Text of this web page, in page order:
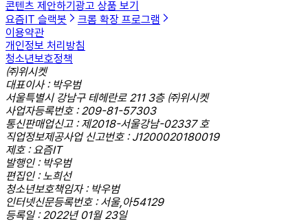
콘텐츠 제안하기 광고 상품 보기
요즘IT 슬랙봇
크롬 확장 프로그램
이용약관
개인정보 처리방침
청소년보호정책
㈜위시켓
대표이사 : 박우범
서울특별시 강남구 테헤란로 211 3층 ㈜위시켓
사업자등록번호 : 209-81-57303
통신판매업신고 : 제2018-서울강남-02337 호
직업정보제공사업 신고번호 : J1200020180019
제호 : 요즘IT
발행인 : 박우범
편집인 : 노희선
청소년보호책임자 : 박우범
인터넷신문등록번호 : 서울,아54129
등록일 : 2022년 01월 23일